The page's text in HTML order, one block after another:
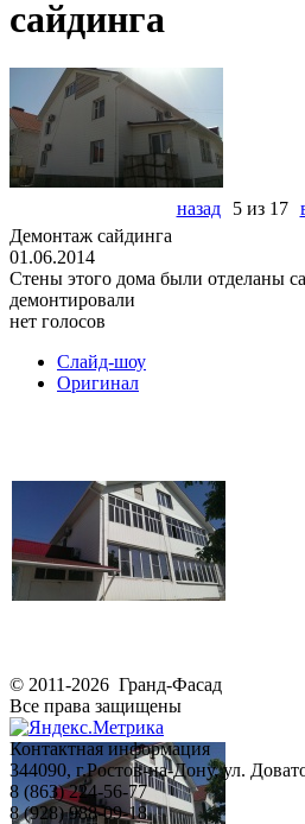
сайдинга
назад 5 из 17
Демонтаж сайдинга
01.06.2014
Стены этого дома были отделаны
демонтировали
нет голосов
Слайд-шоу
Оригинал
© 2011-2026 Гранд-Фасад
Все права защищены
Контактная информация
344090, г.Ростов-на-Дону, ул.
8 (863) 224-56-77
8 (928) 988-09-18